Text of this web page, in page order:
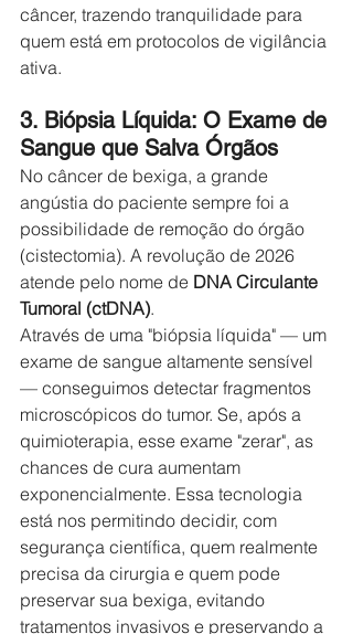
câncer, trazendo tranquilidade para
quem está em protocolos de vigilância
ativa.
3. Biópsia Líquida: O Exame de
Sangue que Salva Órgãos
No câncer de bexiga, a grande
angústia do paciente sempre foi a
possibilidade de remoção do órgão
(cistectomia). A revolução de 2026
atende pelo nome de DNA Circulante
Tumoral (ctDNA).
Através de uma "biópsia líquida" — um
exame de sangue altamente sensível
— conseguimos detectar fragmentos
microscópicos do tumor. Se, após a
quimioterapia, esse exame "zerar", as
chances de cura aumentam
exponencialmente. Essa tecnologia
está nos permitindo decidir, com
segurança científica, quem realmente
precisa da cirurgia e quem pode
preservar sua bexiga, evitando
tratamentos invasivos e preservando a